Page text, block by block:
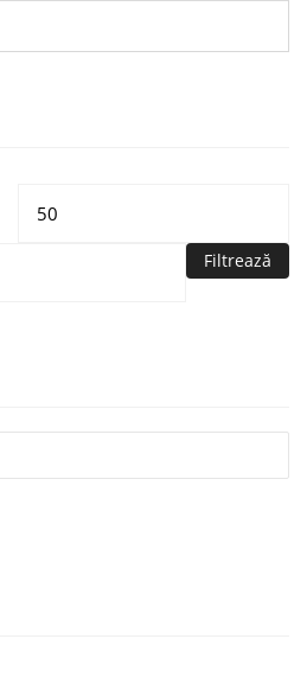
Preț
Filtrează